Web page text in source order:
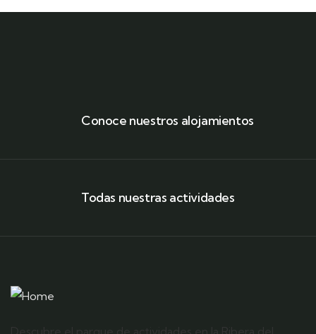
Conoce nuestros alojamientos
Todas nuestras actividades